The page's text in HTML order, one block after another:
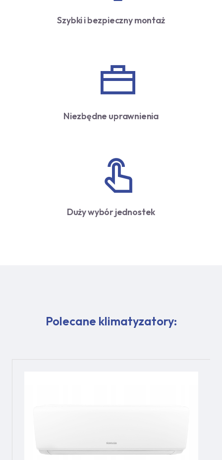
Szybki i bezpieczny montaż
Niezbędne uprawnienia
Duży wybór jednostek
Polecane klimatyzatory: